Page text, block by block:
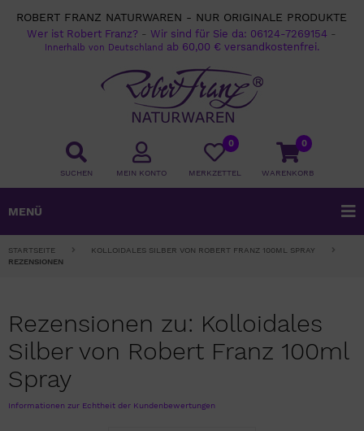
ROBERT FRANZ NATURWAREN - NUR ORIGINALE PRODUKTE
Wer ist Robert Franz? -Wir sind für Sie da: 06124-7269154 -
Innerhalb von Deutschland ab 60,00 € versandkostenfrei.
SUCHEN
0
WARENKORB
0
MERKZETTEL
MEIN KONTO
MENÜ
STARTSEITE
KOLLOIDALES SILBER VON ROBERT FRANZ 100ML SPRAY
REZENSIONEN
Rezensionen zu: Kolloidales
Silber von Robert Franz 100ml
Spray
Informationen zur Echtheit der Kundenbewertungen